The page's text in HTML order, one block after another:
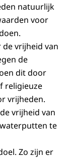
natuurlijk
voor
vrijheid van
de
dit door
religieuze
vrijheden.
vrijheid van
te
Zo zijn er